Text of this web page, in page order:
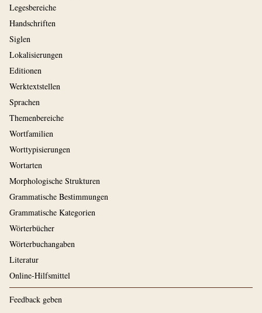
Legesbereiche
Handschriften
Siglen
Lokalisierungen
Editionen
Werktextstellen
Sprachen
Themenbereiche
Wortfamilien
Worttypisierungen
Wortarten
Morphologische Strukturen
Grammatische Bestimmungen
Grammatische Kategorien
Wörterbücher
Wörterbuchangaben
Literatur
Online-Hilfsmittel
Feedback geben